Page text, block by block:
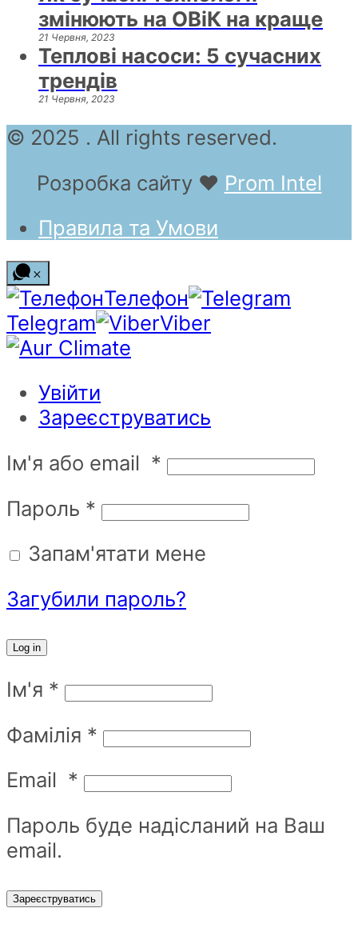
змінюють на ОВіК на краще
21 Червня, 2023
Теплові насоси: 5 сучасних
трендів
21 Червня, 2023
© 2025 . All rights reserved.
Розробка сайту ❤ Prom Intel
Правила та Умови
Телефон
Telegram
Viber
Увійти
Зареєструватись
Ім'я або email *
Пароль *
Запам'ятати мене
Загубили пароль?
Log in
Ім'я *
Фамілія *
Email *
Пароль буде надісланий на Ваш
email.
Зареєструватись